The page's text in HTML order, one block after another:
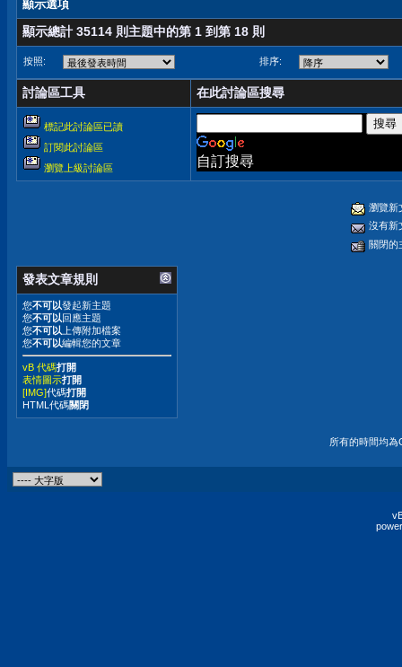
顯示選項
顯示總計 35114 則主題中的第 1 到第 18 則
按照: 排序:
討論區工具 在此討論區搜尋
標記此討論區已讀
訂閱此討論區
瀏覽上級討論區
自訂搜尋
瀏覽新
沒有新
關閉的
發表文章規則
您不可以發起新主題
您不可以回應主題
您不可以 上傳附加檔案
您不可以編輯您的文章
vB 代碼打開
表情圖示打開
[IMG]代碼打開
HTML代碼關閉
所有的時間均為